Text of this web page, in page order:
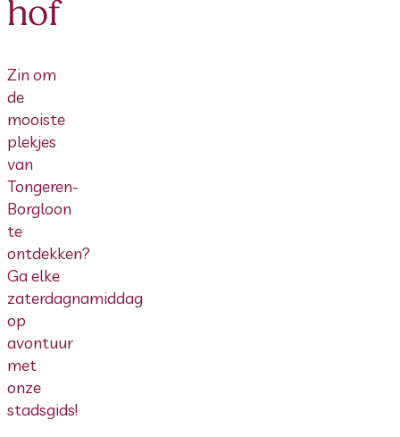
hof
Zin om
de
mooiste
plekjes
van
Tongeren-
Borgloon
te
ontdekken?
Ga elke
zaterdagnamiddag
op
avontuur
met
onze
stadsgids!